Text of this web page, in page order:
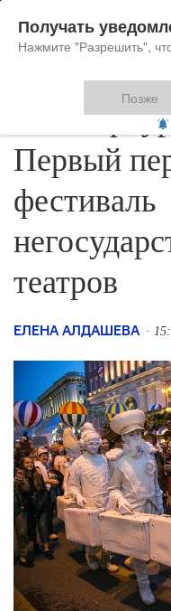
В
Первый
фестиваль
театров
ЕЛЕНА АЛДАШЕВА
Получать
Нажмите "Разрешить",
Позже